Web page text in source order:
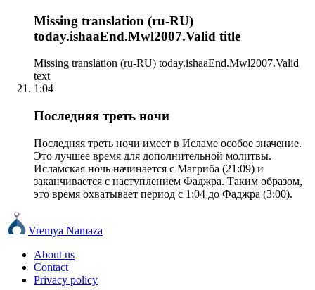
Missing translation (ru-RU)
today.ishaaEnd.Mwl2007.Valid title
Missing translation (ru-RU) today.ishaaEnd.Mwl2007.Valid
text
1:04
Последняя треть ночи
Последняя треть ночи имеет в Исламе особое значение.
Это лучшее время для дополнительной молитвы.
Исламская ночь начинается с Магриба (21:09) и
заканчивается с наступлением Фаджра. Таким образом,
это время охватывает период с 1:04 до Фаджра (3:00).
Vremya Namaza
About us
Contact
Privacy policy